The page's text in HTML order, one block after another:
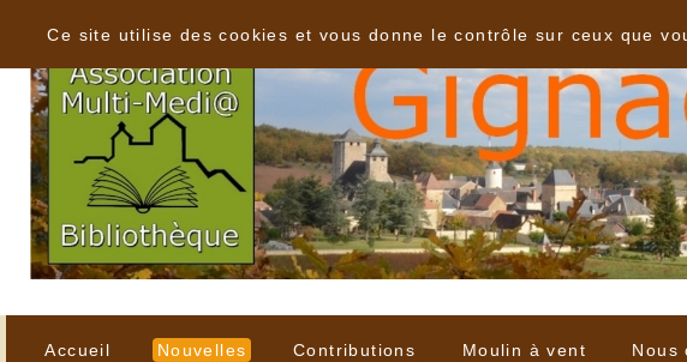
Accueil Nouvelles Contributions Moulin à vent Nous
Ce site utilise des cookies et vous donne le contrôle sur ceux que